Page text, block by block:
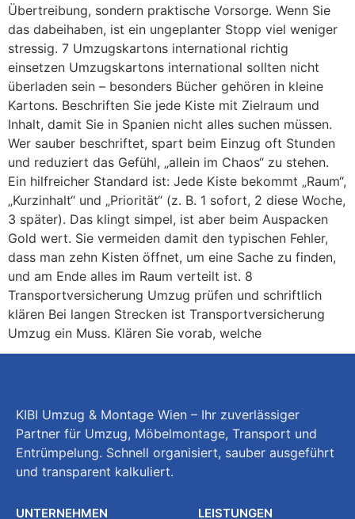
Übertreibung, sondern praktische Vorsorge. Wenn Sie
das dabeihaben, ist ein ungeplanter Stopp viel weniger
stressig. 7 Umzugskartons international richtig
einsetzen Umzugskartons international sollten nicht
überladen sein – besonders Bücher gehören in kleine
Kartons. Beschriften Sie jede Kiste mit Zielraum und
Inhalt, damit Sie in Spanien nicht alles suchen müssen.
Wer sauber beschriftet, spart beim Einzug oft Stunden
und reduziert das Gefühl, „allein im Chaos“ zu stehen.
Ein hilfreicher Standard ist: Jede Kiste bekommt „Raum“,
„Kurzinhalt“ und „Priorität“ (z. B. 1 sofort, 2 diese Woche,
3 später). Das klingt simpel, ist aber beim Auspacken
Gold wert. Sie vermeiden damit den typischen Fehler,
dass man zehn Kisten öffnet, um eine Sache zu finden,
und am Ende alles im Raum verteilt ist. 8
Transportversicherung Umzug prüfen und schriftlich
klären Bei langen Strecken ist Transportversicherung
Umzug ein Muss. Klären Sie vorab, welche
KIBI Umzug & Montage Wien – Ihr zuverlässiger
Partner für Umzug, Möbelmontage, Transport und
Entrümpelung. Schnell organisiert, sauber ausgeführt
und transparent kalkuliert.
UNTERNEHMEN LEISTUNGEN